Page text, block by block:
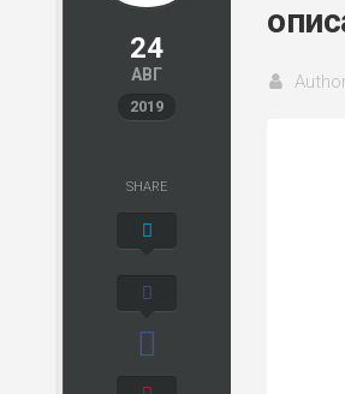
24
АВГ
2019
SHARE